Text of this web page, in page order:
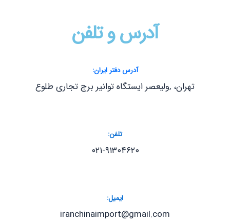
آدرس و تلفن
آدرس دفتر ایران:
تهران، ,ولیعصر ایستگاه توانیر برج تجاری طلوع
تلفن:
۰۲۱-۹۱۳۰۴۶۲۰
ایمیل:
iranchinaimport@gmail.com